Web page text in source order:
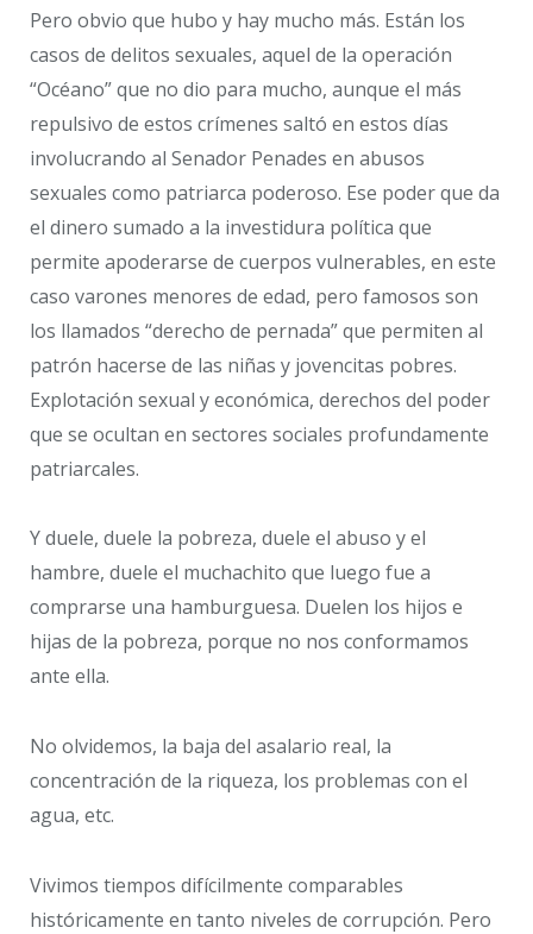
Pero obvio que hubo y hay mucho más. Están los
casos de delitos sexuales, aquel de la operación
“Océano” que no dio para mucho, aunque el más
repulsivo de estos crímenes saltó en estos días
involucrando al Senador Penades en abusos
sexuales como patriarca poderoso. Ese poder que da
el dinero sumado a la investidura política que
permite apoderarse de cuerpos vulnerables, en este
caso varones menores de edad, pero famosos son
los llamados “derecho de pernada” que permiten al
patrón hacerse de las niñas y jovencitas pobres.
Explotación sexual y económica, derechos del poder
que se ocultan en sectores sociales profundamente
patriarcales.
Y duele, duele la pobreza, duele el abuso y el
hambre, duele el muchachito que luego fue a
comprarse una hamburguesa. Duelen los hijos e
hijas de la pobreza, porque no nos conformamos
ante ella.
No olvidemos, la baja del asalario real, la
concentración de la riqueza, los problemas con el
agua, etc.
Vivimos tiempos difícilmente comparables
históricamente en tanto niveles de corrupción. Pero